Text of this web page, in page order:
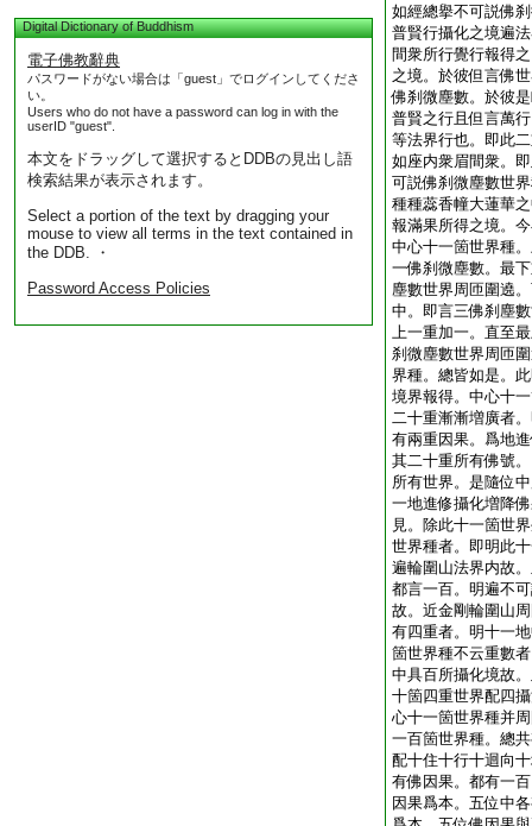
Digital Dictionary of Buddhism
電子佛教辭典
パスワードがない場合は「guest」でログインしてくださ
い。
Users who do not have a password can log in with the
userID "guest".
本文をドラッグして選択するとDDBの見出し語
検索結果が表示されます。
Select a portion of the text by dragging your
mouse to view all terms in the text contained in
the DDB. ・
Password Access Policies
如經總擧不可説佛
普賢行攝化之境遍
間衆所行覺行報得
之境。於彼但言佛
佛刹微塵數。於彼
普賢之行且但言萬
等法界行也。即此
如座内衆眉間衆。
可説佛刹微塵數世
種種蕊香幢大蓮華
報滿果所得之境。
中心十一箇世界種
一佛刹微塵數。最
塵數世界周匝圍遶
中。即言三佛刹塵
上一重加一。直至
刹微塵數世界周匝
界種。總皆如是。
境界報得。中心十
二十重漸漸増廣者
有兩重因果。爲地
其二十重所有佛號
所有世界。是隨位
一地進修攝化増降
見。除此十一箇世
世界種者。即明此
遍輪圍山法界内故
都言一百。明遍不
故。近金剛輪圍山
有四重者。明十一
箇世界種不云重數
中具百所攝化境故
十箇四重世界配四
心十一箇世界種并
一百箇世界種。總
配十住十行十迴向
有佛因果。都有一
因果爲本。五位中